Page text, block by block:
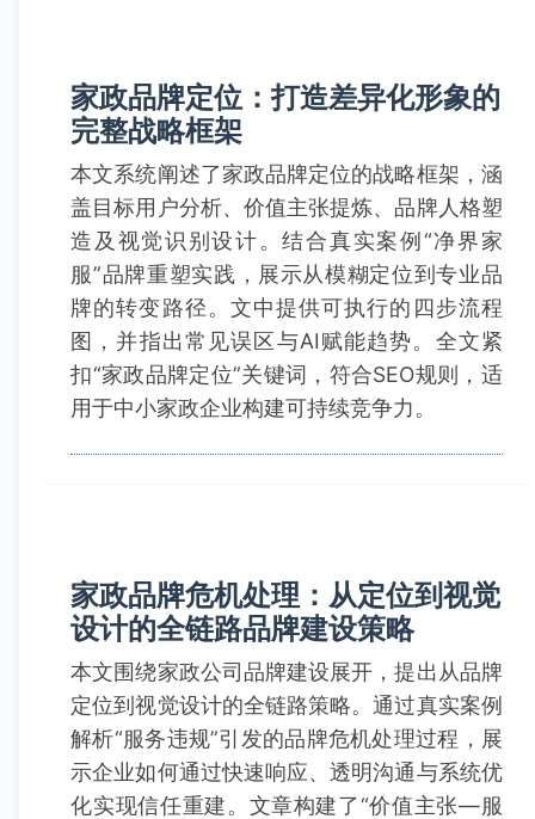
家政品牌定位：打造差异化形象的
完整战略框架
本文系统阐述了家政品牌定位的战略框架，涵
盖目标用户分析、价值主张提炼、品牌人格塑
造及视觉识别设计。结合真实案例“净界家
服”品牌重塑实践，展示从模糊定位到专业品
牌的转变路径。文中提供可执行的四步流程
图，并指出常见误区与AI赋能趋势。全文紧
扣“家政品牌定位”关键词，符合SEO规则，适
用于中小家政企业构建可持续竞争力。
家政品牌危机处理：从定位到视觉
设计的全链路品牌建设策略
本文围绕家政公司品牌建设展开，提出从品牌
定位到视觉设计的全链路策略。通过真实案例
解析“服务违规”引发的品牌危机处理过程，展
示企业如何通过快速响应、透明沟通与系统优
化实现信任重建。文章构建了“价值主张—服